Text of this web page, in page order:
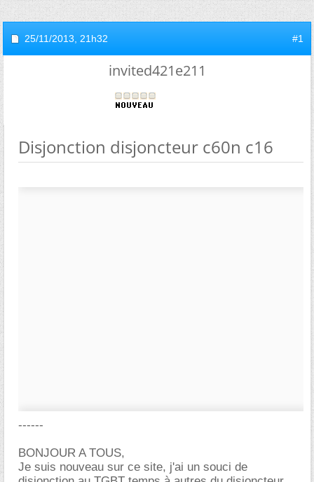
25/11/2013, 21h32 #1
invited421e211
Disjonction disjoncteur c60n c16
------
BONJOUR A TOUS,
Je suis nouveau sur ce site, j'ai un souci de